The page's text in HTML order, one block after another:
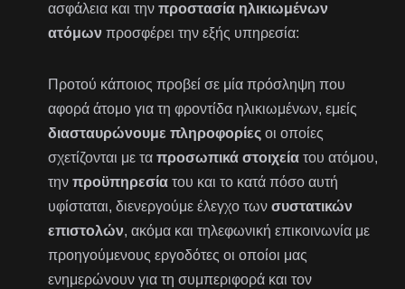
ασφάλεια και τηνπροστασία ηλικιωμένων
ατόμων προσφέρει την εξής υπηρεσία:
Προτού κάποιος προβεί σε μία πρόσληψη που
αφορά άτομο για τη φροντίδα ηλικιωμένων, εμείς
διασταυρώνουμε πληροφορίες οι οποίες
σχετίζονται με ταπροσωπικά στοιχεία του ατόμου,
τηνπροϋπηρεσία του και το κατά πόσο αυτή
υφίσταται, διενεργούμε έλεγχο τωνσυστατικών
επιστολών, ακόμα και τηλεφωνική επικοινωνία με
προηγούμενους εργοδότες οι οποίοι μας
ενημερώνουν για τη συμπεριφορά και τον